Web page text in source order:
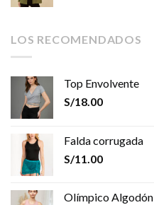
LOS RECOMENDADOS
Top Envolvente
S/18.00
Falda corrugada
S/11.00
Olímpico Algodón